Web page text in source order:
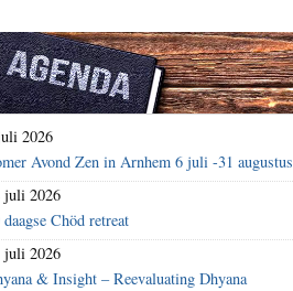
2026
Avond Zen in Arnhem 6 juli -31 augustus
juli 2026
daagse Chöd retreat
juli 2026
& Insight – Reevaluating Dhyana